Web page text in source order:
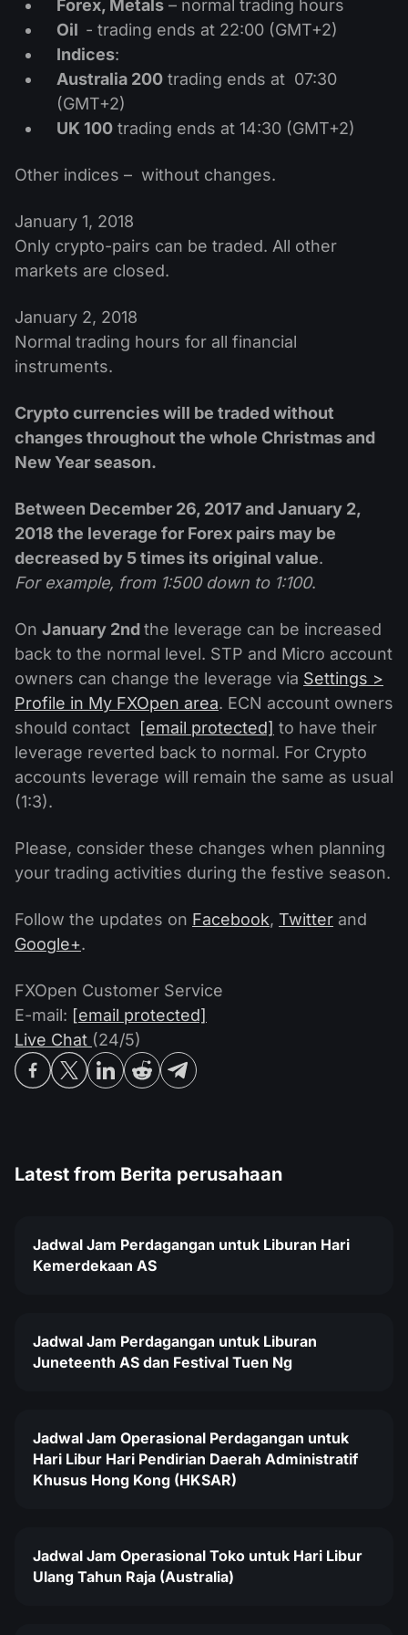
PAMM ECN
Master dan Follower
Kontes Forex
ETF
Mata uang kripto
Kalender Dividen
Forum Forex
Bantuan
Apa itu Trading CFD?
Apa itu Trading ECN?
Apa itu Broker Forex?
Mengapa Kami?
Hubungi kami
Forex, Metals – normal trading hours
Oil - trading ends at 22:00 (GMT+2)
Indices:
Australia 200 trading ends at 07:30
(GMT+2)
UK 100 trading ends at 14:30 (GMT+2)
Other indices – without changes.
January 1, 2018
Only crypto-pairs can be traded. All other
markets are closed.
January 2, 2018
Normal trading hours for all financial
instruments.
Crypto currencies will be traded without
changes throughout the whole Christmas and
New Year season.
Between December 26, 2017 and January 2,
2018 the leverage for Forex pairs may be
decreased by 5 times its original value.
For example, from 1:500 down to 1:100.
On January 2ndthe leverage can be increased
back to the normal level. STP and Micro account
owners can change the leverage via Settings >
Profile in My FXOpen area. ECN account owners
should contact
[email protected] to have their
leverage reverted back to normal. For Crypto
accounts leverage will remain the same as usual
(1:3).
Please, consider these changes when planning
your trading activities during the festive season.
Follow the updates on Facebook, Twitter and
Google+.
FXOpen Customer Service
E-mail: [email protected]
Live Chat (24/5)
Latest from Berita perusahaan
Jadwal Jam Perdagangan untuk Liburan Hari
Kemerdekaan AS
Jadwal Jam Perdagangan untuk Liburan
Juneteenth AS dan Festival Tuen Ng
Jadwal Jam Operasional Perdagangan untuk
Hari Libur Hari Pendirian Daerah Administratif
Khusus Hong Kong (HKSAR)
Jadwal Jam Operasional Toko untuk Hari Libur
Ulang Tahun Raja (Australia)